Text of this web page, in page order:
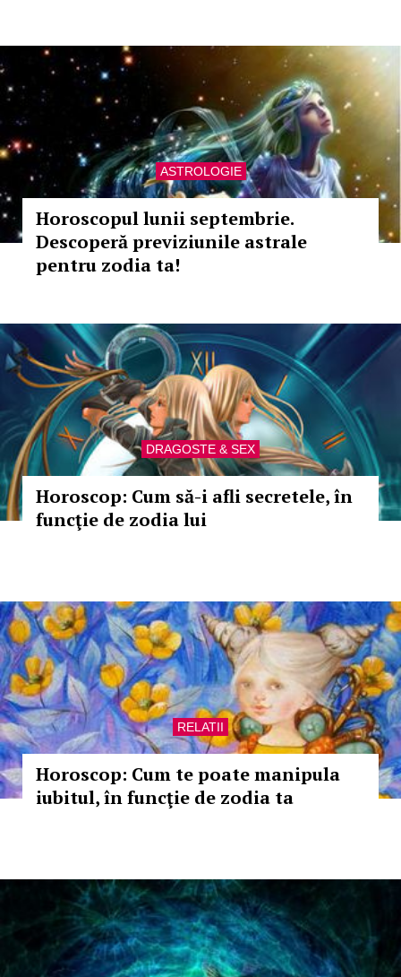
ASTROLOGIE
Horoscopul lunii septembrie.
Descoperă previziunile astrale
pentru zodia ta!
DRAGOSTE & SEX
Horoscop: Cum să-i afli secretele, în
funcţie de zodia lui
RELATII
Horoscop: Cum te poate manipula
iubitul, în funcţie de zodia ta